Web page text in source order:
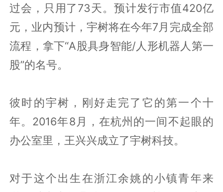
过会，只用了73天。预计发行市值420亿
元，业内预计，宇树将在今年7月完成全部
流程，拿下“A股具身智能/人形机器人第一
股”的名号。
彼时的宇树，刚好走完了它的第一个十
年。2016年8月，在杭州的一间不起眼的
办公室里，王兴兴成立了宇树科技。
对于这个出生在浙江余姚的小镇青年来